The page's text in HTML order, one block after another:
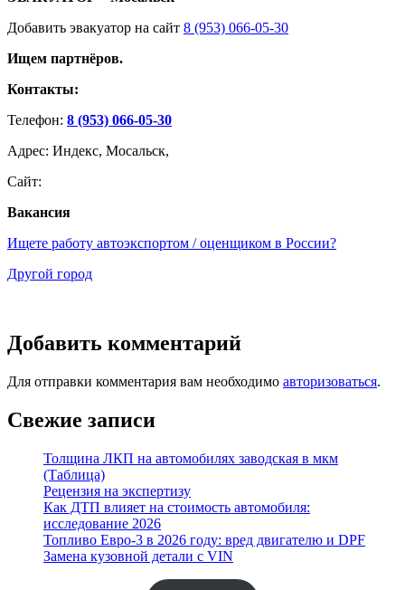
Добавить эвакуатор на сайт 8 (953) 066-05-30
Ищем партнёров.
Контакты:
Телефон: 8 (953) 066-05-30
Адрес: Индекс, Мосальск,
Сайт:
Вакансия
Ищете работу автоэкспортом / оценщиком в России?
Другой город
Добавить комментарий
Для отправки комментария вам необходимо авторизоваться.
Свежие записи
Толщина ЛКП на автомобилях заводская в мкм
(Таблица)
Рецензия на экспертизу
Как ДТП влияет на стоимость автомобиля:
исследование 2026
Топливо Евро-3 в 2026 году: вред двигателю и DPF
Замена кузовной детали с VIN